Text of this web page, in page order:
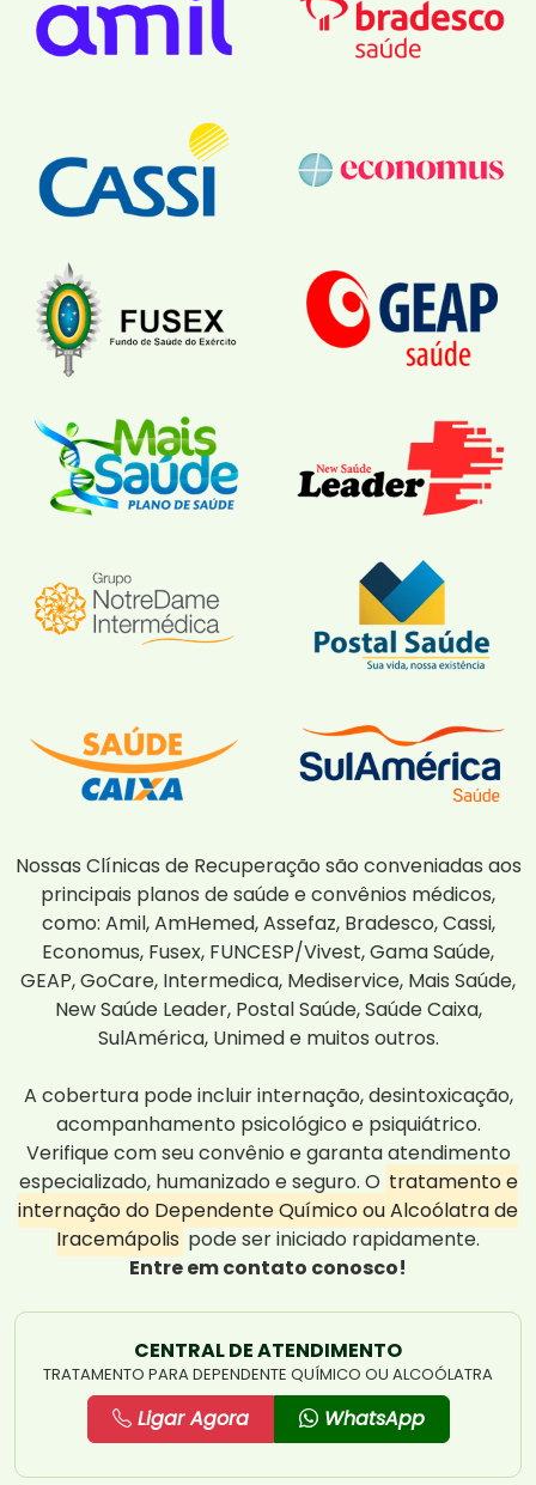
Nossas Clínicas de Recuperação são conveniadas aos
principais planos de saúde e convênios médicos,
como: Amil, AmHemed, Assefaz, Bradesco, Cassi,
Economus, Fusex, FUNCESP/Vivest, Gama Saúde,
GEAP, GoCare, Intermedica, Mediservice, Mais Saúde,
New Saúde Leader, Postal Saúde, Saúde Caixa,
SulAmérica, Unimed e muitos outros.
A cobertura pode incluir internação, desintoxicação,
acompanhamento psicológico e psiquiátrico.
Verifique com seu convênio e garanta atendimento
especializado, humanizado e seguro. O tratamento e
internação do Dependente Químico ou Alcoólatra de
Iracemápolis pode ser iniciado rapidamente.
Entre em contato conosco!
CENTRAL DE ATENDIMENTO
TRATAMENTO PARA DEPENDENTE QUÍMICO OU ALCOÓLATRA
Ligar Agora WhatsApp